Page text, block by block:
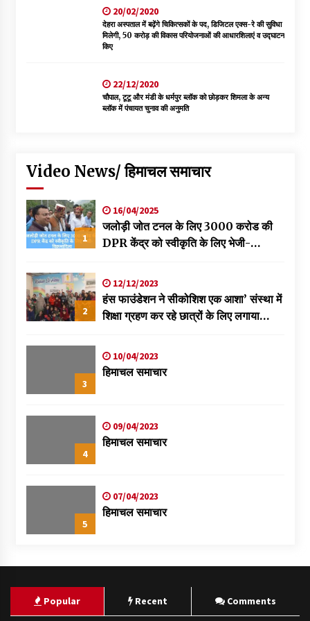
20/02/2020
देहरा अस्पताल में बढ़ेंगे चिकित्सकों के पद, डिजिटल एक्स-रे की सुविधा
मिलेगी, 50 करोड़ की विकास परियोजनाओं की आधारशिलाएं व उद्घाटन
किए
22/12/2020
चौपाल, टूटू और मंडी के धर्मपुर ब्लॉक को छोड़कर शिमला के अन्य
ब्लॉक में पंचायत चुनाव की अनुमति
Video News/ हिमाचल समाचार
1
16/04/2025
जलोड़ी जोत टनल के लिए 3000 करोड की
DPR केंद्र को स्वीकृति के लिए भेजी-
2
12/12/2023
हंस फाउंडेशन ने सीकोशिश एक आशा’ संस्था में
शिक्षा ग्रहण कर रहे छात्रों के लिए लगाया
3
10/04/2023
हिमाचल समाचार
4
09/04/2023
हिमाचल समाचार
5
07/04/2023
हिमाचल समाचार
Popular Recent Comments